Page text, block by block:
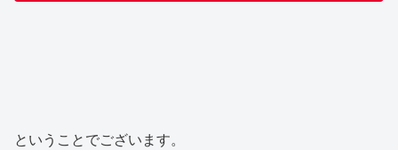
ということでございます。